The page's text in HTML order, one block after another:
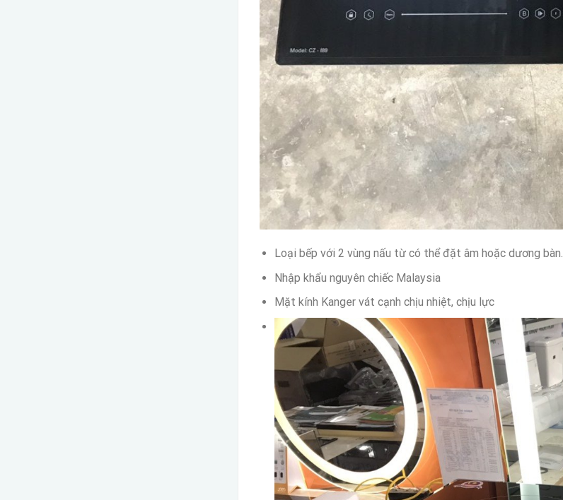
Loại bếp với 2 vùng nấu từ có thể đặt âm hoặc dương bàn.
Nhập khẩu nguyên chiếc Malaysia
Mặt kính Kanger vát cạnh chịu nhiệt, chịu lực